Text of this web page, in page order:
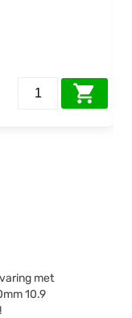
met
10.9